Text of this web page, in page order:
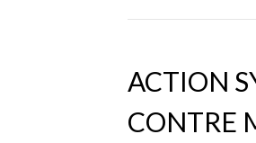
ACTION
CONTRE